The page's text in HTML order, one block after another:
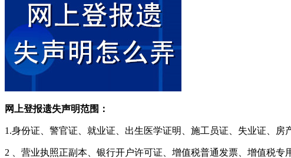
网上登报遗失声明范围：
1.身份证、警官证、就业证、出生医学证明、施工员证、失业证、
2 、营业执照正副本、银行开户许可证、增值税普通发票、增值税